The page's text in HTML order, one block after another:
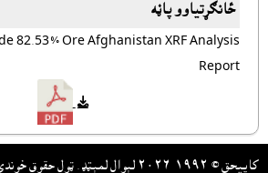
ځانګړتياوو پاڼه
82.53% Ore Afghanistan XRF Analysis
Report
کاپيحق © ١٩٩٢-٢٠٢٦ لېوال لمېټډ. ټول